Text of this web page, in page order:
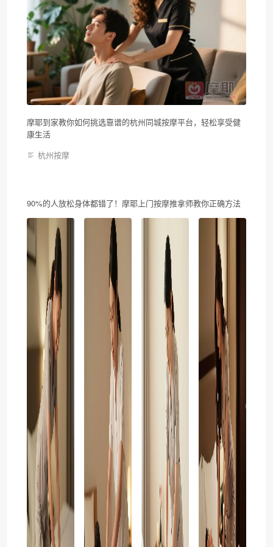
摩耶到家教你如何挑选靠谱的杭州同城按摩平台，轻松享受健
康生活
杭州按摩
90%的人放松身体都错了！摩耶上门按摩推拿师教你正确方法